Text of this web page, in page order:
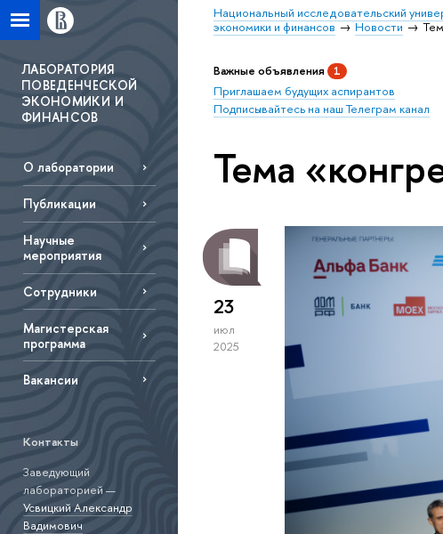
Национальный исследовательский
экономики и финансов
Новости
ЛАБОРАТОРИЯ
ПОВЕДЕНЧЕСКОЙ
ЭКОНОМИКИ И
ФИНАНСОВ
О лаборатории
Публикации
Научные
мероприятия
Сотрудники
Магистерская
программа
Вакансии
Контакты
Заведующий
лабораторией —
Усвицкий Александр
Вадимович
Важные объявления 1
Приглашаем будущих аспирантов
Подписывайтесь на наш Телеграм канал
Тема
23
июл
2025